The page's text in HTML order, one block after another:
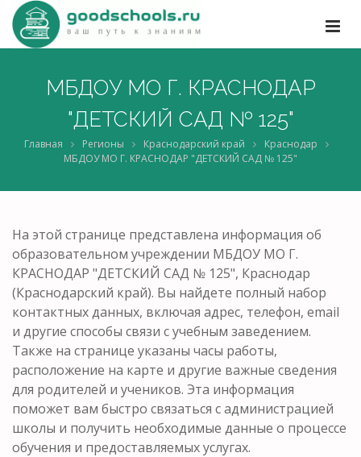
МБДОУ МО Г. КРАСНОДАР
"ДЕТСКИЙ САД № 125"
Главная Регионы Краснодарский край
Краснодар
МБДОУ МО Г. КРАСНОДАР "ДЕТСКИЙ САД № 125"
На этой странице представлена информация об
образовательном учреждении МБДОУ МО Г.
КРАСНОДАР "ДЕТСКИЙ САД № 125", Краснодар
(Краснодарский край). Вы найдете полный набор
контактных данных, включая адрес, телефон, email
и другие способы связи с учебным заведением.
Также на странице указаны часы работы,
расположение на карте и другие важные сведения
для родителей и учеников. Эта информация
поможет вам быстро связаться с администрацией
школы и получить необходимые данные о процессе
обучения и предоставляемых услугах.